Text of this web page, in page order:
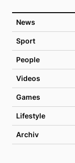
News
Sport
People
Videos
Games
Lifestyle
Archiv